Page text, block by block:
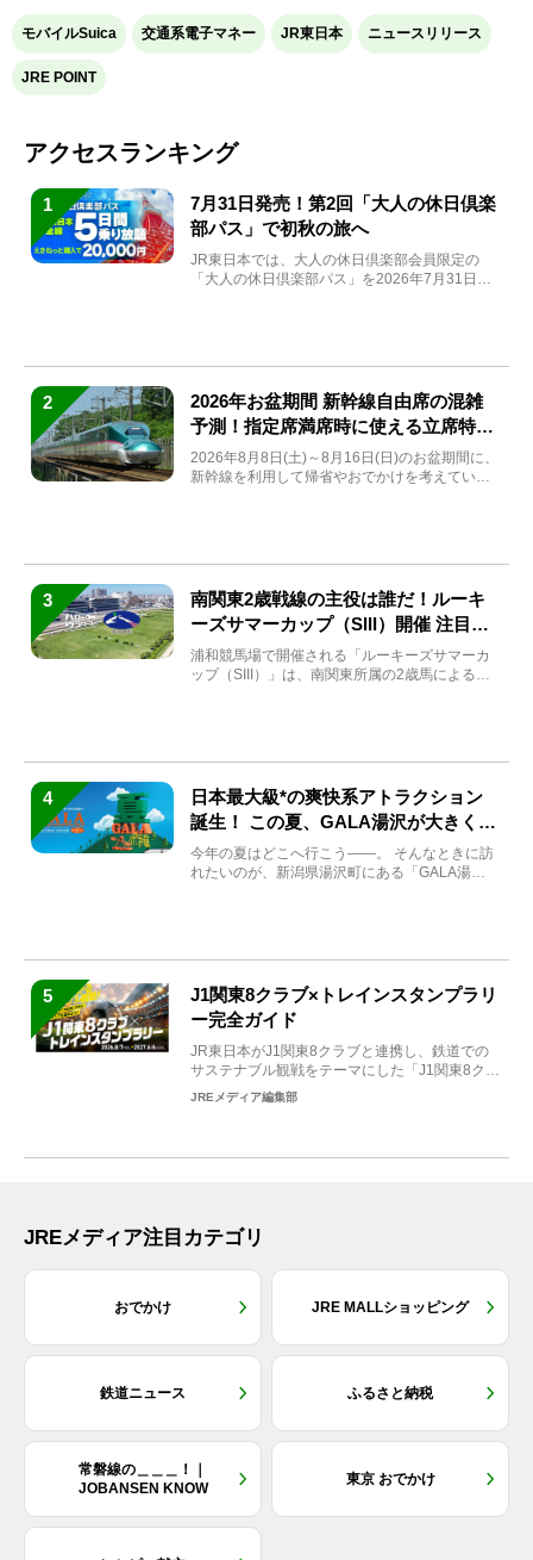
モバイルSuica 交通系電子マネー JR東日本 ニュースリリース
JRE POINT
アクセスランキング
1
7月31日発売！第2回「大人の休日倶楽
部パス」で初秋の旅へ
JR東日本では、大人の休日倶楽部会員限定の
「大人の休日倶楽部パス」を2026年7月31日
2
2026年お盆期間 新幹線自由席の混雑
予測！指定席満席時に使える立席特急
券も解説
2026年8月8日(土)～8月16日(日)のお盆期間に、
新幹線を利用して帰省やおでかけを考えている
3
南関東2歳戦線の主役は誰だ！ルーキ
ーズサマーカップ（SIII）開催 注目馬
と見どころをチェック
浦和競馬場で開催される「ルーキーズサマーカ
ップ（SIII）」は、南関東所属の2歳馬による注
4
日本最大級*の爽快系アトラクション
誕生！ この夏、GALA湯沢が大きく生
まれ変わる
今年の夏はどこへ行こう――。 そんなときに訪
れたいのが、新潟県湯沢町にある「GALA湯
5
J1関東8クラブ×トレインスタンプラリ
ー完全ガイド
JR東日本がJ1関東8クラブと連携し、鉄道での
サステナブル観戦をテーマにした「J1関東8クラ
ブ×トレイン...
JREメディア編集部
JREメディア注目カテゴリ
おでかけ JRE MALLショッピング
鉄道ニュース ふるさと納税
常磐線の＿＿＿！｜
JOBANSEN KNOW
東京 おでかけ